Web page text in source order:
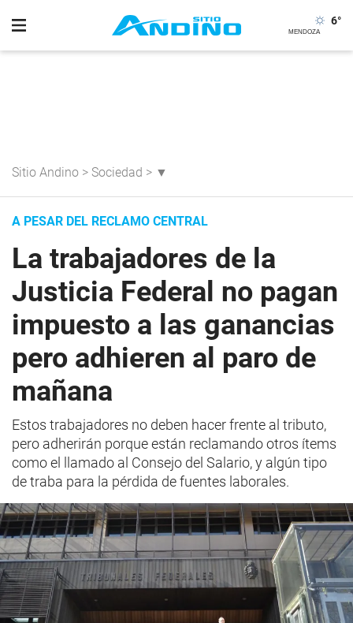
6°
Sitio Andino > Sociedad > ▼
A PESAR DEL RECLAMO CENTRAL
La trabajadores de la
Justicia Federal no pagan
impuesto a las ganancias
pero adhieren al paro de
mañana
Estos trabajadores no deben hacer frente al tributo,
pero adherirán porque están reclamando otros ítems
como el llamado al Consejo del Salario, y algún tipo
de traba para la pérdida de fuentes laborales.